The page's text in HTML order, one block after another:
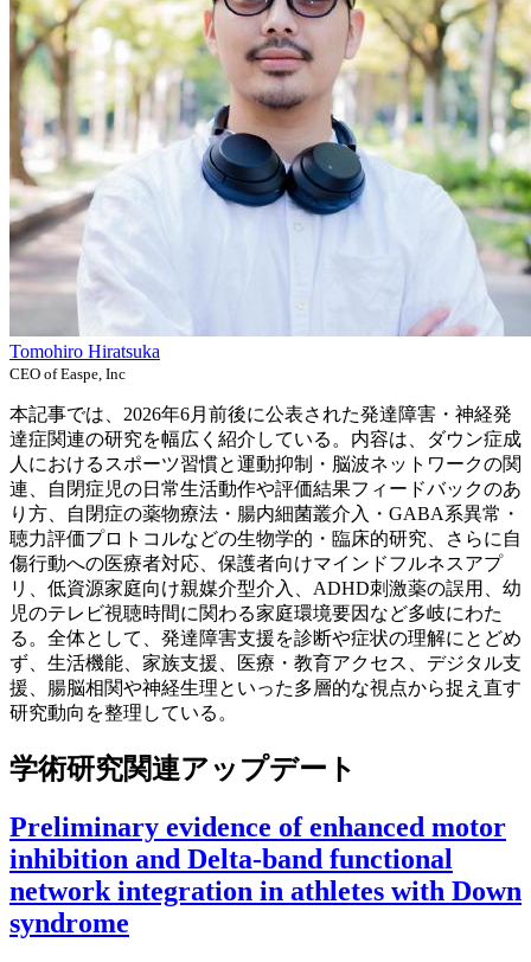
Tomohiro Hiratsuka
CEO of Easpe, Inc
本記事では、2026年6月前後に公表された発達障害・神経発
達症関連の研究を幅広く紹介している。内容は、ダウン症成
人におけるスポーツ習慣と運動抑制・脳波ネットワークの関
連、自閉症児の日常生活動作や評価結果フィードバックのあ
り方、自閉症の薬物療法・腸内細菌叢介入・GABA系異常・
聴力評価プロトコルなどの生物学的・臨床的研究、さらに自
傷行動への医療者対応、保護者向けマインドフルネスアプ
リ、低資源家庭向け親媒介型介入、ADHD刺激薬の誤用、幼
児のテレビ視聴時間に関わる家庭環境要因など多岐にわた
る。全体として、発達障害支援を診断や症状の理解にとどめ
ず、生活機能、家族支援、医療・教育アクセス、デジタル支
援、腸脳相関や神経生理といった多層的な視点から捉え直す
研究動向を整理している。
学術研究関連アップデート
Preliminary evidence of enhanced motor
inhibition and Delta-band functional
network integration in athletes with Down
syndrome